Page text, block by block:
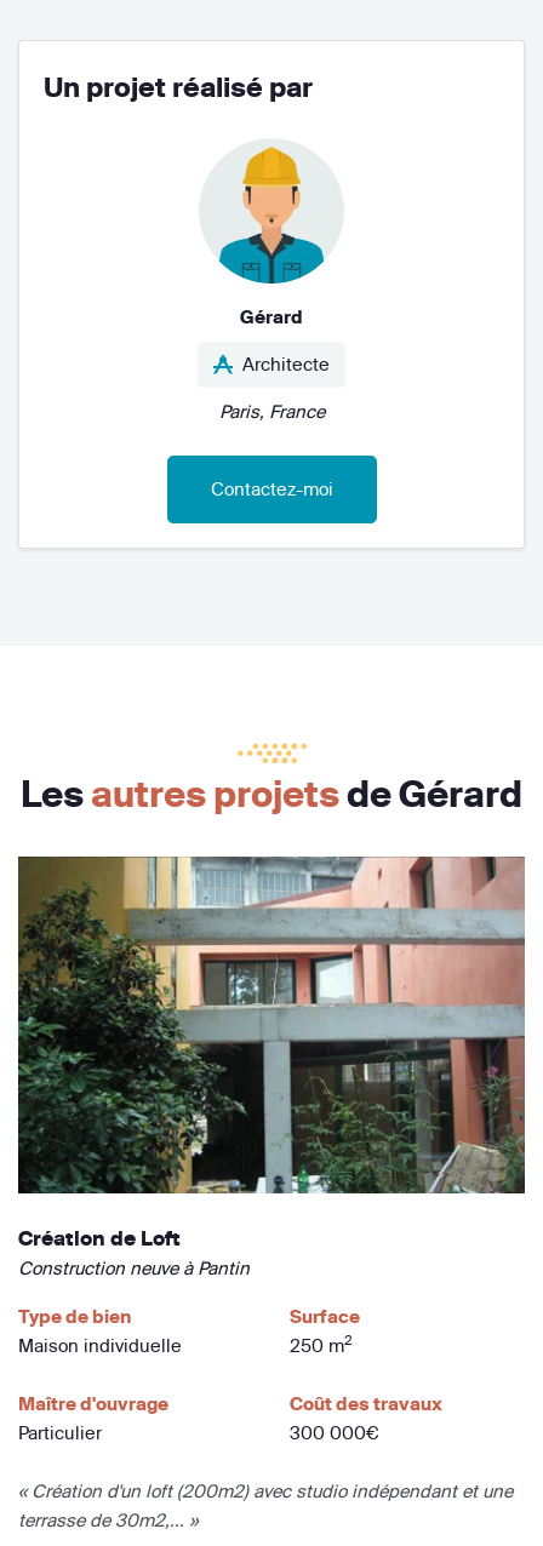
Un projet réalisé par
Gérard
Architecte
Paris, France
Contactez-moi
Lesautres projetsde Gérard
Création de Loft
Construction neuve à Pantin
Type de bien
Maison individuelle
Surface
250 m2
Maître d'ouvrage
Particulier
Coût des travaux
300 000€
« Création d'un loft (200m2) avec studio indépendant et une
terrasse de 30m2,... »